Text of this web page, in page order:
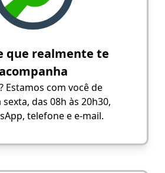
que realmente te
Estamos com você de
das 08h às 20h30,
telefone e e-mail.